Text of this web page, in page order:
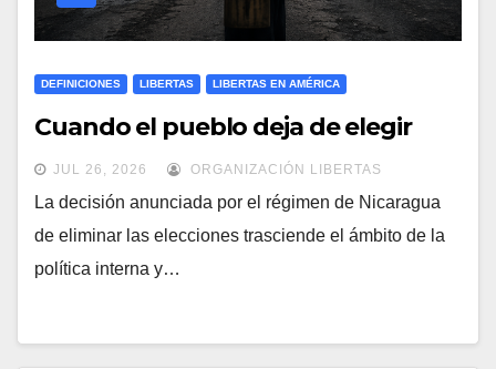
DEFINICIONES LIBERTAS LIBERTAS EN AMÉRICA
Cuando el pueblo deja de elegir
JUL 26, 2026 ORGANIZACIÓN LIBERTAS
La decisión anunciada por el régimen de Nicaragua
de eliminar las elecciones trasciende el ámbito de la
política interna y…